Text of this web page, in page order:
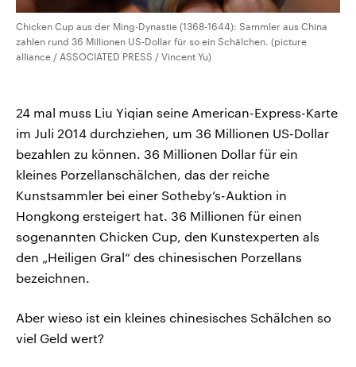
Chicken Cup aus der Ming-Dynastie (1368-1644): Sammler aus China
zahlen rund 36 Millionen US-Dollar für so ein Schälchen. (picture
alliance / ASSOCIATED PRESS / Vincent Yu)
24 mal muss Liu Yiqian seine American-Express-Karte
im Juli 2014 durchziehen, um 36 Millionen US-Dollar
bezahlen zu können. 36 Millionen Dollar für ein
kleines Porzellanschälchen, das der reiche
Kunstsammler bei einer Sotheby’s-Auktion in
Hongkong ersteigert hat. 36 Millionen für einen
sogenannten Chicken Cup, den Kunstexperten als
den „Heiligen Gral“ des chinesischen Porzellans
bezeichnen.
Aber wieso ist ein kleines chinesisches Schälchen so
viel Geld wert?